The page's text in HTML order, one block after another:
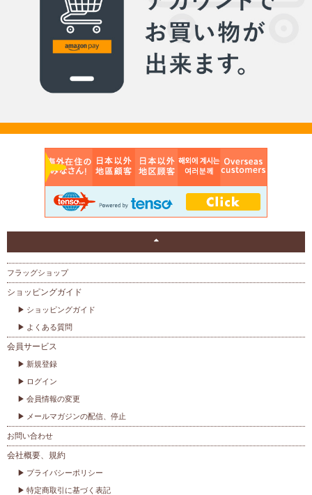
フラッグショップ
ショッピングガイド
ショッピングガイド
よくある質問
会員サービス
新規登録
ログイン
会員情報の変更
メールマガジンの配信、停止
お問い合わせ
会社概要、規約
プライバシーポリシー
特定商取引に基づく表記